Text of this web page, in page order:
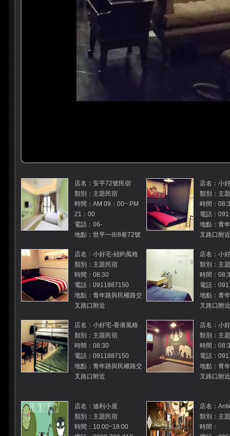
店名：安平72號民宿
類別：主題民宿
時間：AM 09：00~ PM
21：00
電話：06-
地點：世平一街8巷72號
店名：小
類別：主
時間：
電話：
地點：青
叉路口附近
店名：小好宅-紐約風格
類別：主題民宿
時間：08:30
電話：0911887150
地點：青年路與民權路交
叉路口附近
店名：小
類別：主
時間：
電話：
地點：青
叉路口附近
店名：小好宅-香港風格
類別：主題民宿
時間：08:30
電話：0911887150
地點：青年路與民權路交
叉路口附近
店名：小
類別：主
時間：
電話：
地點：青
叉路口附近
店名：迪利小屋
類別：主題民宿
時間：10:00~18:00
店名：
類別：主
時間：